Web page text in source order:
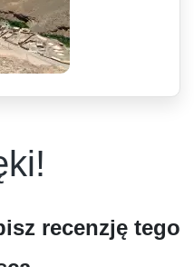
recenzję tego